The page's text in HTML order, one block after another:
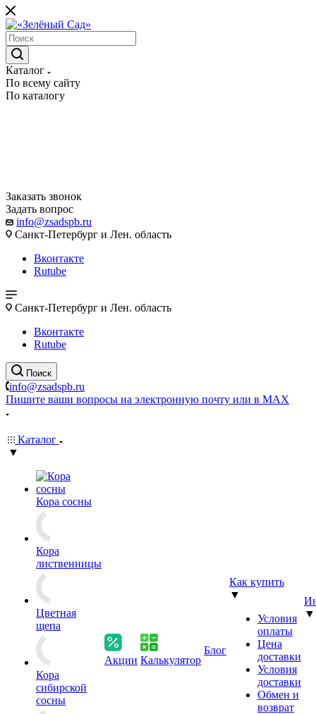
Каталог
По всему сайту
По каталогу
Заказать звонок
Задать вопрос
info@zsadspb.ru
Санкт-Петербург и Лен. область
Вконтакте
Rutube
Санкт-Петербург и Лен. область
Вконтакте
Rutube
Поиск
info@zsadspb.ru
Пишите ваши вопросы на электронную почту или в MAX
Каталог
▼
Кора сосны
Кора
лиственницы
Цветная
щепа
Кора
сибирской
сосны
Акции Калькулятор
Блог
Как купить
▼
Условия
оплаты
Цена
доставки
Условия
доставки
Обмен и
возврат
▼